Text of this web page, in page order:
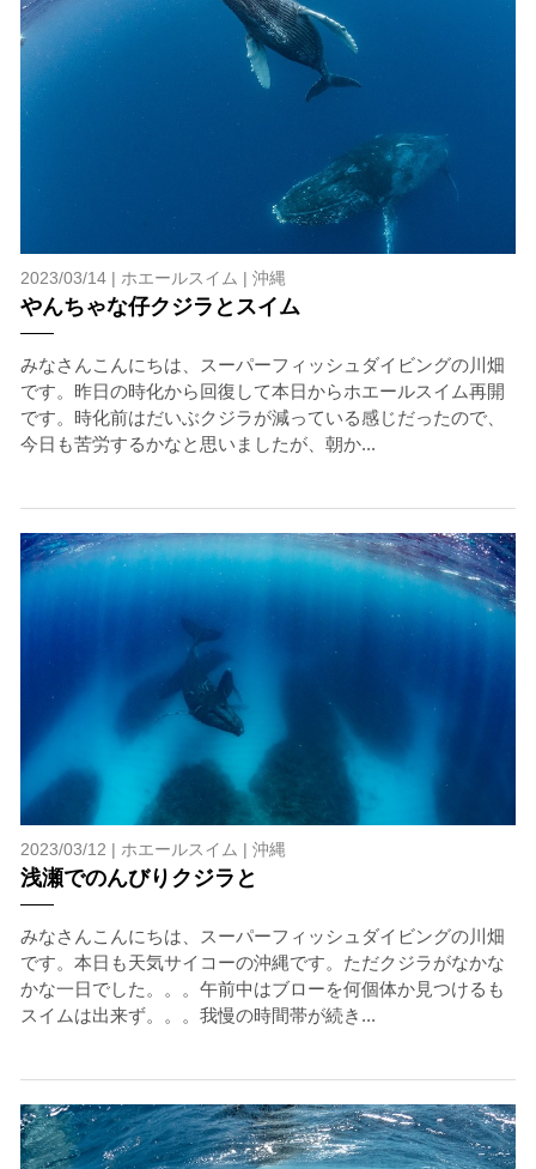
2023/03/14 | ホエールスイム | 沖縄
やんちゃな仔クジラとスイム
みなさんこんにちは、スーパーフィッシュダイビングの川畑
です。昨日の時化から回復して本日からホエールスイム再開
です。時化前はだいぶクジラが減っている感じだったので、
今日も苦労するかなと思いましたが、朝か...
2023/03/12 | ホエールスイム | 沖縄
浅瀬でのんびりクジラと
みなさんこんにちは、スーパーフィッシュダイビングの川畑
です。本日も天気サイコーの沖縄です。ただクジラがなかな
かな一日でした。。。午前中はブローを何個体か見つけるも
スイムは出来ず。。。我慢の時間帯が続き...